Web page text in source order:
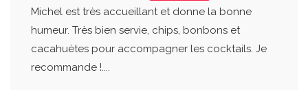
Michel est très accueillant et donne la bonne
humeur. Très bien servie, chips, bonbons et
cacahuètes pour accompagner les cocktails. Je
recommande !....